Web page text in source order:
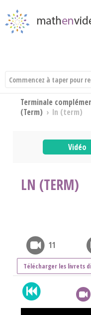
Terminale
(Term) › ln (term)
Vidéo
LN (TERM)
11
Télécharger les livrets